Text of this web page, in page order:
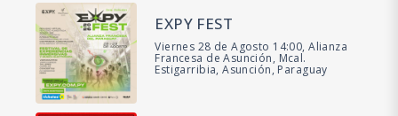
EXPY FEST
Viernes 28 de Agosto 14:00, Alianza
Francesa de Asunción, Mcal.
Estigarribia, Asunción, Paraguay